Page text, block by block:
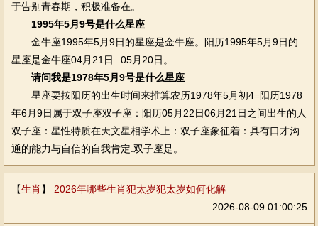
于告别青春期，积极准备在。
1995年5月9号是什么星座
金牛座1995年5月9日的星座是金牛座。阳历1995年5月9日的
星座是金牛座04月21日─05月20日。
请问我是1978年5月9号是什么星座
星座要按阳历的出生时间来推算农历1978年5月初4=阳历1978
年6月9日属于双子座双子座：阳历05月22日06月21日之间出生的人
双子座：星性特质在天文星相学术上：双子座象征着：具有口才沟
通的能力与自信的自我肯定.双子座是。
【生肖 】 2026年哪些生肖犯太岁犯太岁如何化解
2026-08-09 01:00:25